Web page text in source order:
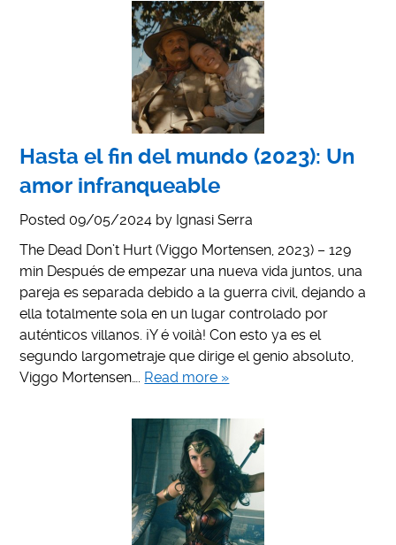
Hasta el fin del mundo (2023): Un
amor infranqueable
Posted 09/05/2024 by Ignasi Serra
The Dead Don’t Hurt (Viggo Mortensen, 2023) – 129
min Después de empezar una nueva vida juntos, una
pareja es separada debido a la guerra civil, dejando a
ella totalmente sola en un lugar controlado por
auténticos villanos. ¡Y é voilà! Con esto ya es el
segundo largometraje que dirige el genio absoluto,
Viggo Mortensen…. Read more »